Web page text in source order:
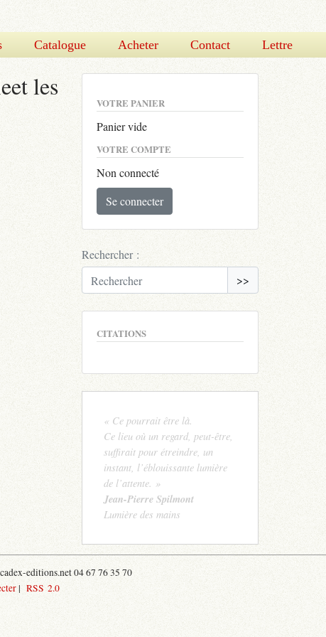
Catalogue Acheter Contact Lettre
les
VOTRE PANIER
Panier vide
VOTRE COMPTE
Non connecté
Se connecter
Rechercher :
>>
CITATIONS
« Ce pourrait être là.
Ce lieu où un regard, peut-être,
suffirait pour étreindre, un
instant, l’éblouissante lumière
de l’attente. »
Jean-Pierre Spilmont
Lumière des mains
editions.net 04 67 76 35 70
| RSS 2.0